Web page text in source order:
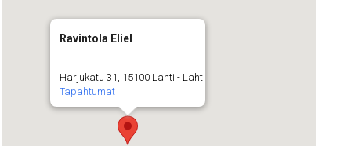
Ravintola Eliel
Harjukatu 31, 15100 Lahti - Lahti
Tapahtumat